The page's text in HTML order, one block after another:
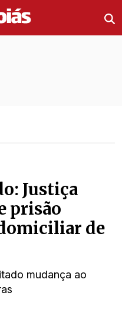
Justiça
prisão
de
mudança ao